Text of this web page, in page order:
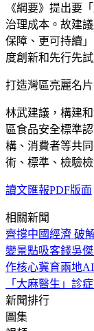
《綱要》提出要
治理成本。故建
保障、更可持續
度創新和先行先
打造灣區亮麗名
林武建議，構建
區食品安全標準
構、消費者等共
術、標準、檢驗
讀文匯報PDF版面
相關新聞
齊撐中國經濟 破
變景點吸客錢吳
作核心冀育兩地
「大麻醫生」診
新聞排行
圖集